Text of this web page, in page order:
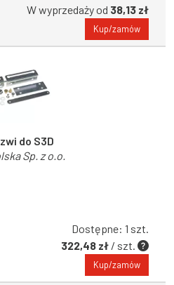
W wyprzedaży od 38,13 zł
Kup/zamów
do S3D
Sp. z o.o.
Dostępne: 1 szt.
322,48 zł / szt.
Kup/zamów